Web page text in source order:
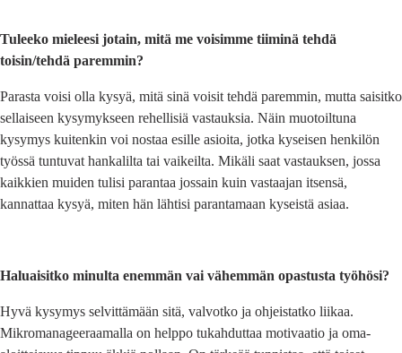
Tuleeko mieleesi jotain, mitä me voisimme tiiminä tehdä
toisin/tehdä paremmin?
Parasta voisi olla kysyä, mitä sinä voisit tehdä paremmin, mutta saisitko
sellaiseen kysymykseen rehellisiä vastauksia. Näin muotoiltuna
kysymys kuitenkin voi nostaa esille asioita, jotka kyseisen henkilön
työssä tuntuvat hankalilta tai vaikeilta. Mikäli saat vastauksen, jossa
kaikkien muiden tulisi parantaa jossain kuin vastaajan itsensä,
kannattaa kysyä, miten hän lähtisi parantamaan kyseistä asiaa.
Haluaisitko minulta enemmän vai vähemmän opastusta työhösi?
Hyvä kysymys selvittämään sitä, valvotko ja ohjeistatko liikaa.
Mikromanageeraamalla on helppo tukahduttaa motivaatio ja oma-